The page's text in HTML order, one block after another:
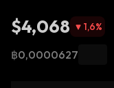
$4,068 1,6%
฿0,0000627